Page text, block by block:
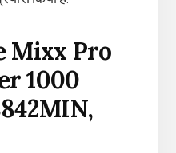
Mixx Pro
1000